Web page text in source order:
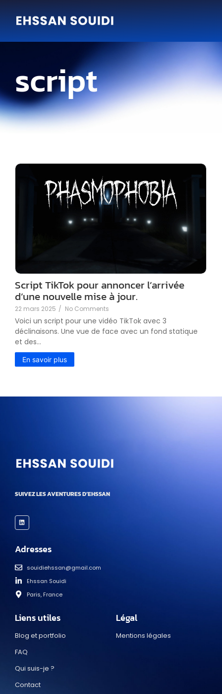
script
Script TikTok pour annoncer l’arrivée
d’une nouvelle mise à jour.
22 mars 2025 / No Comments
Voici un script pour une vidéo TikTok avec 3
déclinaisons. Une vue de face avec un fond statique
et des...
En savoir plus
SUIVEZ LES AVENTURES D’EHSSAN
Adresses
souidiehssan@gmail.com
Ehssan Souidi
Paris, France
Liens utiles
Blog et portfolio
FAQ
Qui suis-je ?
Contact
Légal
Mentions légales